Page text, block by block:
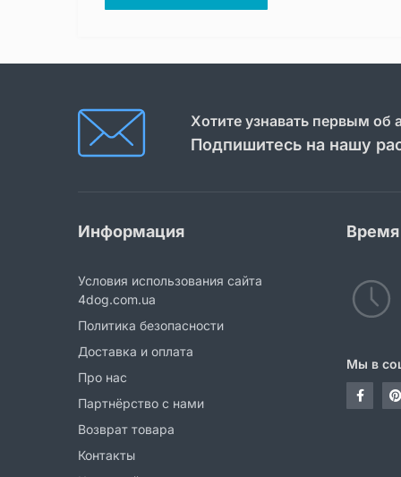
Хотите узнавать первым об
Подпишитесь на нашу
Информация
Условия использования сайта
4dog.com.ua
Политика безопасности
Доставка и оплата
Про нас
Партнёрство с нами
Возврат товара
Контакты
Мы в